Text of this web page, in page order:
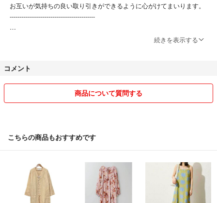
★購入先
検品は行っておりますが、素人検品のため細かな見落としがあるかもしれ
お互いが気持ちの良い取り引きができるように心がけてまいります。
--------------------------------------------
致しておりません。（トラブル回避の為）
やむを得ず発送が遅れそうな場合には、取引メッセージにてご報告いた
します。
防水対策を施し、簡易梱包にて発送いたします。
続きを表示する
コメント
商品について質問する
こちらの商品もおすすめです